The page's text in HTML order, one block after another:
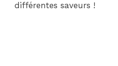
différentes saveurs !